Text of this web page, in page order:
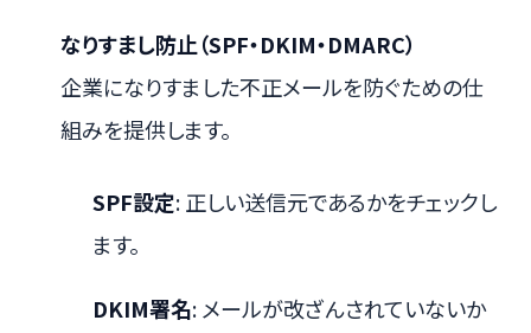
なりすまし防止（SPF・DKIM・DMARC）
企業になりすました不正メールを防ぐための仕
組みを提供します。
SPF設定: 正しい送信元であるかをチェックし
ます。
DKIM署名: メールが改ざんされていないか